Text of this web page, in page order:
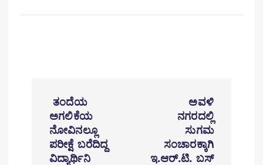
ತಂದೆಯ
ಅಗಲಿಕೆಯ
ನೋವಿನಲ್ಲೂ
ಪರೀಕ್ಷೆ ಬರೆದಿದ್ದ
ವಿದ್ಯಾರ್ಥಿನಿ
ಅವಳಿ
ನಗರದಲ್ಲಿ
ಸುಗಮ
ಸಂಚಾರಕ್ಕಾಗಿ
ಇ.ಆರ್.ಟಿ. ಬಸ್